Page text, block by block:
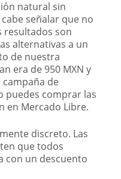
natural sin
señalar que no
resultados son
alternativas a un
de nuestra
era de 950 MXN y
campaña de
puedes comprar las
en Mercado Libre.
discreto. Las
que todos
con un descuento